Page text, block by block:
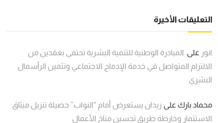
التعليقات الأخيرة
انور على المبادرة الوطنية للتنمية البشرية تحتفي بعقدين من
الالتزام المتواصل في خدمة الإدماج الاجتماعي وتثمين الرأسمال
البشري
محماد بارك على زيدان يستعرض أمام “النواب” حصيلة تنزيل ميثاق
الاستثمار وخارطة طريق تحسين مناخ الأعمال